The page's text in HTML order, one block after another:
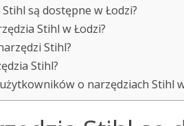
są dostępne w Łodzi?
Stihl w Łodzi?
Stihl?
Stihl?
o narzędziach Stihl